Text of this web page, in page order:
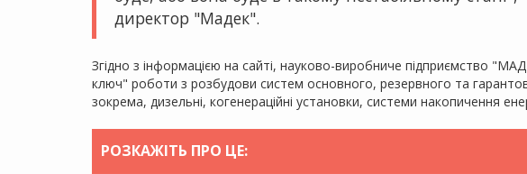
директор "Мадек".
Згідно з інформацією на сайті, науково-виробниче підприємство
ключ" роботи з розбудови систем основного, резервного та
зокрема, дизельні, когенераційні установки, системи накопичення
РОЗКАЖІТЬ ПРО ЦЕ: